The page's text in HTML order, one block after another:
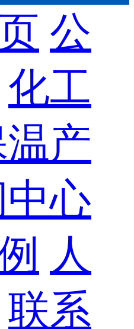
公
化工
产
心
人
联系